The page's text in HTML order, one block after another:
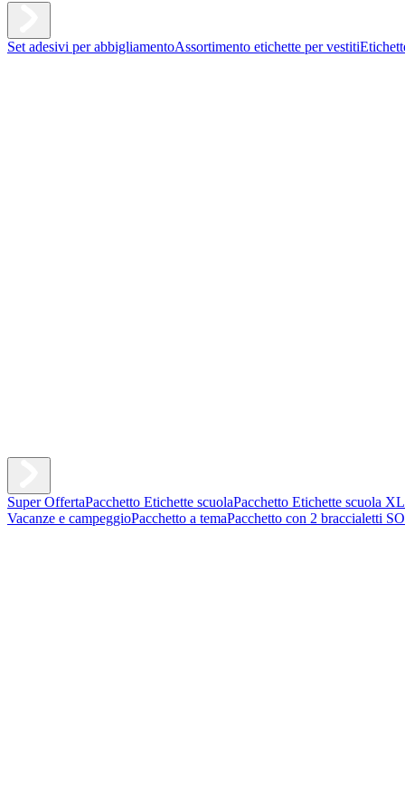
Set adesivi per abbigliamentoAssortimento etichette per vestiti
Super OffertaPacchetto Etichette scuolaPacchetto Etichette scuola XL
Vacanze e campeggioPacchetto a temaPacchetto con 2 braccialetti